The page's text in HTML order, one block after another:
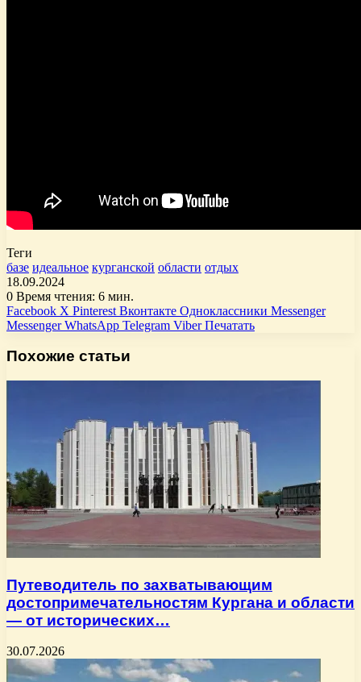
Теги
базе идеальное курганской области отдых
18.09.2024
0 Время чтения: 6 мин.
Facebook X Pinterest Вконтакте Одноклассники Messenger
Messenger WhatsApp Telegram Viber Печатать
Похожие статьи
Путеводитель по захватывающим
достопримечательностям Кургана и области
— от исторических…
30.07.2026